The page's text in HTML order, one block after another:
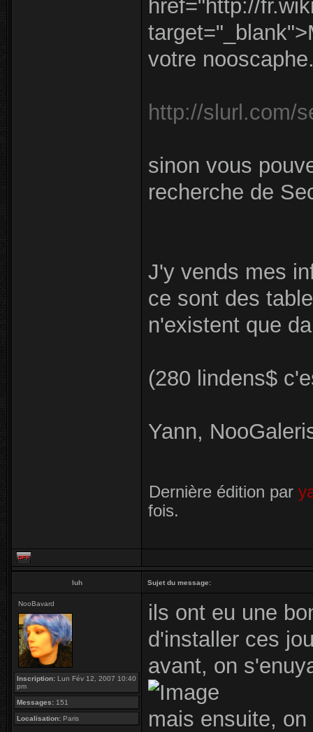
href="http://
votre
http://slurl.com/
sinon vous
recherche de
J'y vends mes
ce sont des
n'existent que
(280 lindens$
Yann,
Dernière édition par
fois.
luh Sujet du message:
NooBavard
Inscription: Lun Fév 12, 2007 10:40
pm
Messages: 151
Localisation: Paris
ils ont eu une
d'installer ces
avant, on
mais ensuite,